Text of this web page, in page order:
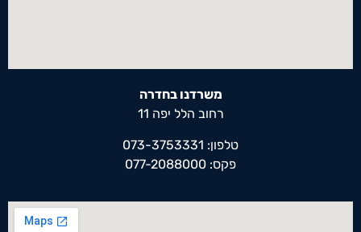
משרדנו בחדרה
רחוב הלל יפה 11
טלפון: 073-3753331
פקס: 077-2088000